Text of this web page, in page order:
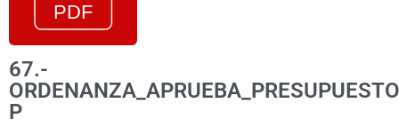
67.-
P